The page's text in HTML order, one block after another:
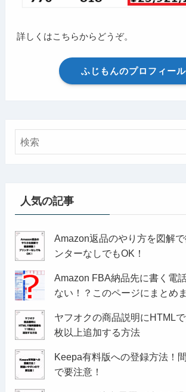
詳しくはこちらからどうぞ。
ふじもんのプロフィール
人気の記事
Amazon返品のやり方を図解
ンターなしでもOK！
Amazon FBA納品先に書く電
ない！？このページにまとめ
ヤフオクの商品説明にHTML
枚以上追加する方法
Keepa有料版への登録方法！
で要注意！